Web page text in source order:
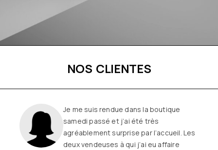
NOS CLIENTES
Je me suis rendue dans la boutique
samedi passé et j’ai été très
agréablement surprise par l’accueil. Les
deux vendeuses à qui j’ai eu affaire